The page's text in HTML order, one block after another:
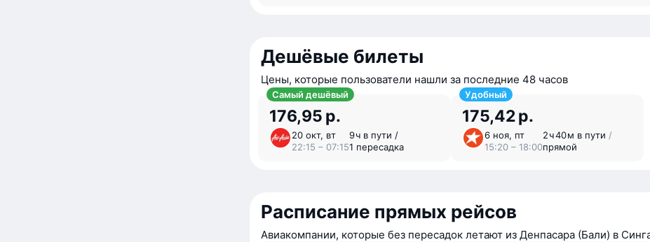
Дешёвые билеты
Цены, которые пользователи нашли за последние 48 часов
Самый дешёвый
176,95 р.
20 окт, вт
22:15 – 07:15
9 ⁠ч в пути /
1 пересадка
Удобный
175,42 р.
6 ноя, пт
15:20 – 18:00
2 ⁠ч 40 ⁠м в пути /
прямой
Расписание прямых рейсов
Авиакомпании, которые без пересадок летают из Денпасара (Бали) в